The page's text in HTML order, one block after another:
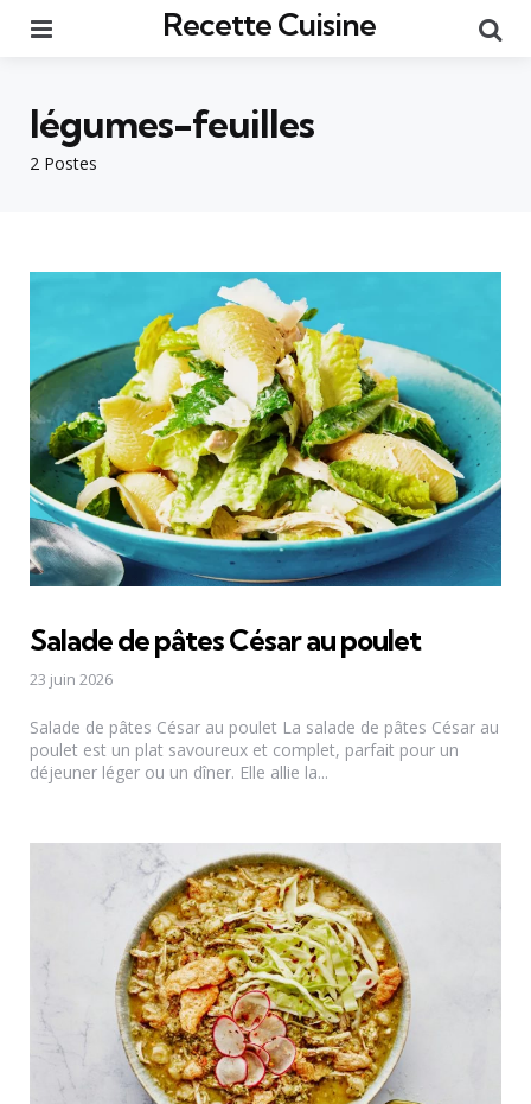
Recette Cuisine
2 Postes
légumes-feuilles
Salade de pâtes César au poulet
23 juin 2026
Salade de pâtes César au poulet La salade de pâtes César au
poulet est un plat savoureux et complet, parfait pour un
déjeuner léger ou un dîner. Elle allie la...